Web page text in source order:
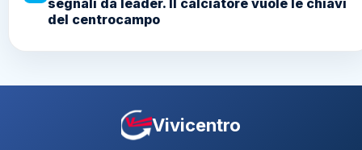
del centrocampo
Vivicentro